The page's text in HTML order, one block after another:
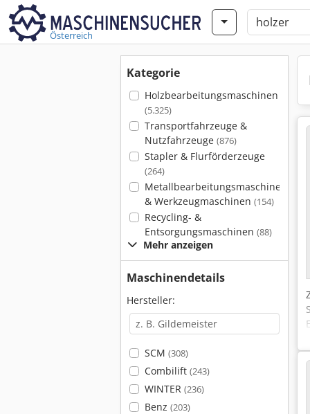
Österreich
Kategorie
Holzbearbeitungsmaschinen
(5.325)
Transportfahrzeuge &
Nutzfahrzeuge (876)
Stapler & Flurförderzeuge
(264)
Metallbearbeitungsmaschinen
& Werkzeugmaschinen (154)
Recycling- &
Entsorgungsmaschinen (88)
Mehr anzeigen
Maschinendetails
Hersteller:
SCM (308)
Combilift (243)
WINTER (236)
Benz (203)